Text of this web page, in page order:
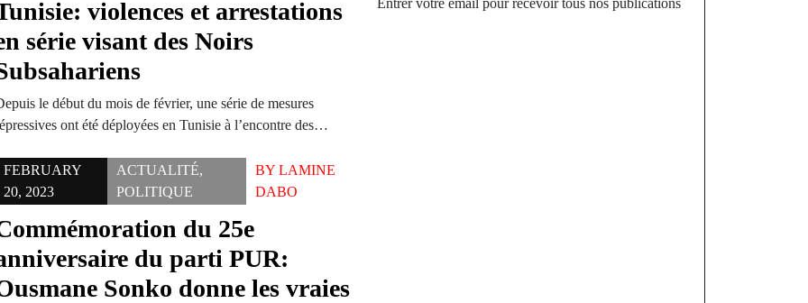
violences et arrestations
série visant des Noirs
le début du mois de février, une série de mesures
ont été déployées en Tunisie à l’encontre des…
FEBRUARY
20, 2023
ACTUALITÉ,
POLITIQUE
BY LAMINE
DABO
du 25e
du parti PUR:
Sonko donne les vraies
Entrer votre email pour recevoir tous nos publications